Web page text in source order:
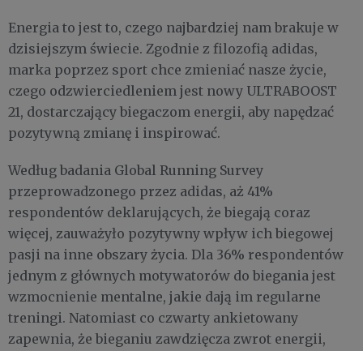
Energia to jest to, czego najbardziej nam brakuje w
dzisiejszym świecie. Zgodnie z filozofią adidas,
marka poprzez sport chce zmieniać nasze życie,
czego odzwierciedleniem jest nowy ULTRABOOST
21, dostarczający biegaczom energii, aby napędzać
pozytywną zmianę i inspirować.
Według badania Global Running Survey
przeprowadzonego przez adidas, aż 41%
respondentów deklarujących, że biegają coraz
więcej, zauważyło pozytywny wpływ ich biegowej
pasji na inne obszary życia. Dla 36% respondentów
jednym z głównych motywatorów do biegania jest
wzmocnienie mentalne, jakie dają im regularne
treningi. Natomiast co czwarty ankietowany
zapewnia, że bieganiu zawdzięcza zwrot energii,